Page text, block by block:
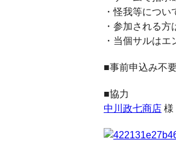
・怪我等につい
・参加される方
・当個サルは
■事前申込み不
■協力
中川政七商店